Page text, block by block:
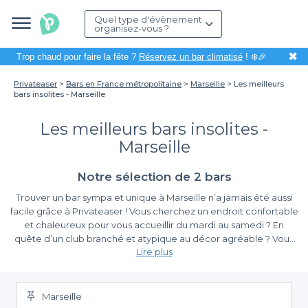
Quel type d'évènement
organisez-vous ?
Trop chaud pour faire la fête ? Réservez un bar climatisé! ❄️🎉 ✖
Privateaser Bars en France métropolitaine Marseille
Les meilleurs
bars insolites - Marseille
Les meilleurs bars insolites -
Marseille
Notre sélection de 2 bars
Trouver un bar sympa et unique à Marseille n’a jamais été aussi
facile grâce à Privateaser ! Vous cherchez un endroit confortable
et chaleureux pour vous accueillir du mardi au samedi ? En
quête d’un club branché et atypique au décor agréable ? Vous
voulez assister à des concerts de rock au boulevard Notre
forcément ce qu’il vous faut dans notre liste d’établissements
partenaires. Grâce à notre
une étape fastidieuse, surtout dans les grands quartiers de
Marseille. Heureusement que sur Privateaser, tout peut se faire
Lire plus
Marseille